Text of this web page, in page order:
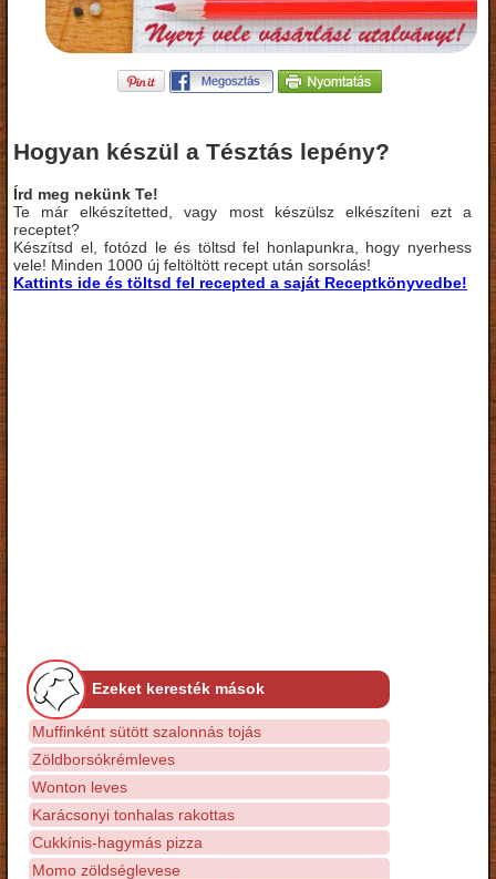
Hogyan készül a Tésztás lepény?
Írd meg nekünk Te!
Te már elkészítetted, vagy most készülsz elkészíteni ezt a
receptet?
Készítsd el, fotózd le és töltsd fel honlapunkra, hogy nyerhess
vele! Minden 1000 új feltöltött recept után sorsolás!
Kattints ide és töltsd fel recepted a saját Receptkönyvedbe!
Ezeket keresték mások
Muffinként sütött szalonnás tojás
Zöldborsókrémleves
Wonton leves
Karácsonyi tonhalas rakottas
Cukkínis-hagymás pizza
Momo zöldséglevese